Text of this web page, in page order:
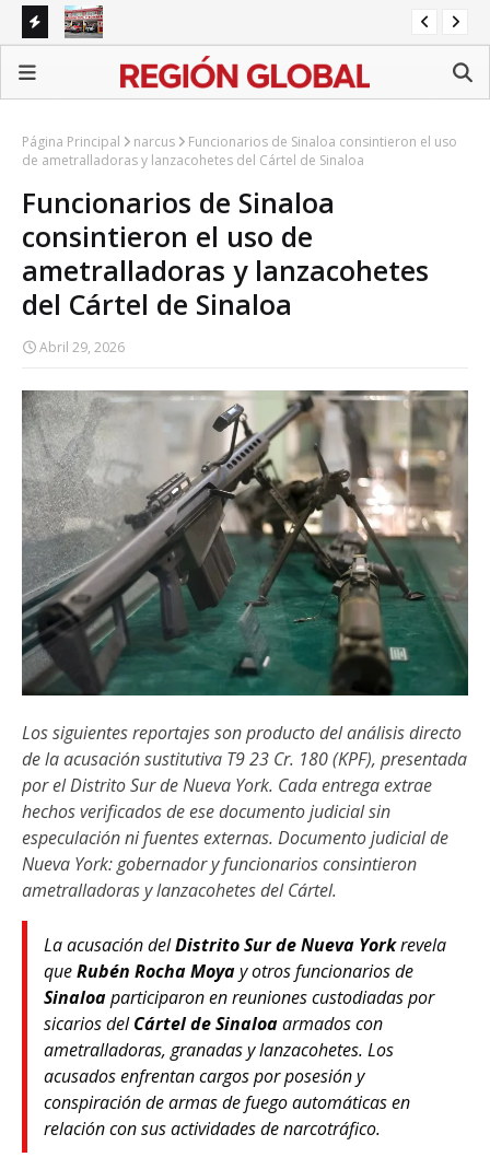
Protección Civil de Tehuacán denuncia carencias y
Barroso responde con un comunicado
Página Principal narcus
Funcionarios de Sinaloa consintieron el uso
de ametralladoras y lanzacohetes del Cártel de Sinaloa
Funcionarios de Sinaloa
consintieron el uso de
ametralladoras y lanzacohetes
del Cártel de Sinaloa
Abril 29, 2026
Los siguientes reportajes son producto del análisis directo
de la acusación sustitutiva T9 23 Cr. 180 (KPF), presentada
por el Distrito Sur de Nueva York. Cada entrega extrae
hechos verificados de ese documento judicial sin
especulación ni fuentes externas. Documento judicial de
Nueva York: gobernador y funcionarios consintieron
ametralladoras y lanzacohetes del Cártel.
La acusación delDistrito Sur de Nueva Yorkrevela
queRubén Rocha Moyay otros funcionarios de
Sinaloaparticiparon en reuniones custodiadas por
sicarios delCártel de Sinaloaarmados con
ametralladoras, granadas y lanzacohetes. Los
acusados enfrentan cargos por posesión y
conspiración de armas de fuego automáticas en
relación con sus actividades de narcotráfico.